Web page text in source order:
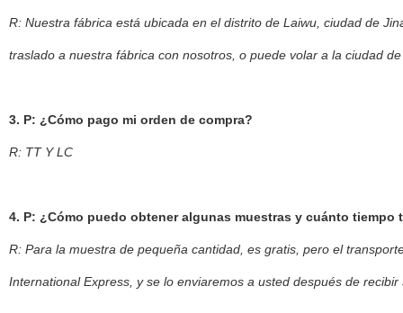
R: Nuestra fábrica está ubicada en el distrito de Laiwu, ciudad de
traslado a nuestra fábrica con nosotros, o puede volar a la ciudad
3. P: ¿Cómo pago mi orden de compra?
R: TT Y LC
4. P: ¿Cómo puedo obtener algunas muestras y cuánto tiempo
R: Para la muestra de pequeña cantidad, es gratis, pero el
International Express, y se lo enviaremos a usted después de recibir